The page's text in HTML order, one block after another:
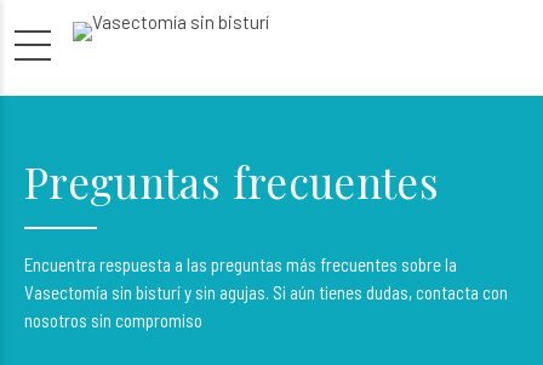
Preguntas frecuentes
Encuentra respuesta a las preguntas más frecuentes sobre la
Vasectomía sin bisturí y sin agujas. Si aún tienes dudas, contacta con
nosotros sin compromiso